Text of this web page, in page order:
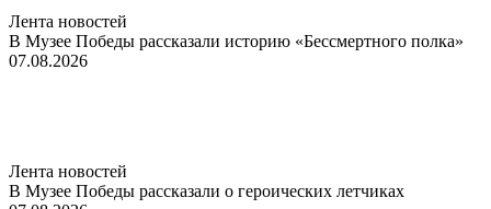
Лента новостей
В Музее Победы рассказали историю «Бессмертного полка»
07.08.2026
Лента новостей
В Музее Победы рассказали о героических летчиках